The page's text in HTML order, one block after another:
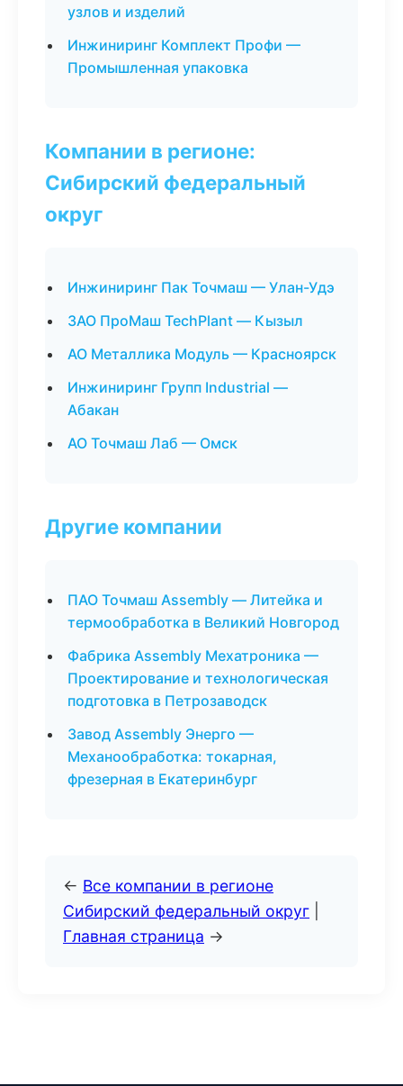
узлов и изделий
Инжиниринг Комплект Профи —
Промышленная упаковка
Компании в регионе:
Сибирский федеральный
округ
Инжиниринг Пак Точмаш — Улан-Удэ
ЗАО ПроМаш TechPlant — Кызыл
АО Металлика Модуль — Красноярск
Инжиниринг Групп Industrial —
Абакан
АО Точмаш Лаб — Омск
Другие компании
ПАО Точмаш Assembly — Литейка и
термообработка в Великий Новгород
Фабрика Assembly Мехатроника —
Проектирование и технологическая
подготовка в Петрозаводск
Завод Assembly Энерго —
Механообработка: токарная,
фрезерная в Екатеринбург
← Все компании в регионе
Сибирский федеральный округ
Главная страница →